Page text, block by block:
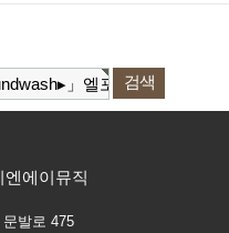
에이뮤직
발로 475